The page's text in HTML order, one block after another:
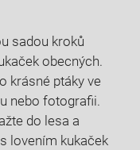
sadou kroků
obecných.
krásné ptáky ve
nebo fotografii.
do‍ lesa a⁤
lovením kukaček